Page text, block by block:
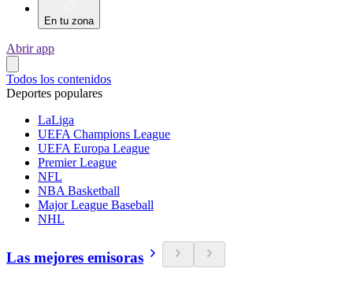
En tu zona
Abrir app
Todos los contenidos
Deportes populares
LaLiga
UEFA Champions League
UEFA Europa League
Premier League
NFL
NBA Basketball
Major League Baseball
NHL
Las mejores emisoras